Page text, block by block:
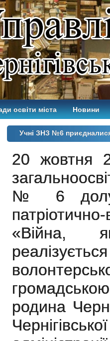
освіти міста Новини
Учні ЗНЗ №6
20 жовтня
№ 6
«Війна,
родина